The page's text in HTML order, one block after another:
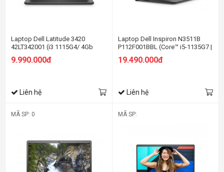
Laptop Dell Latitude 3420
42LT342001 (i3 1115G4/ 4Gb
HD/VGA ON/ DOS/Black)
9.990.000đ
Liên hệ
Laptop Dell Inspiron N3511B
P112F001BBL (Core™ i5-1135G7 |
inch FHD | Win 10 | Office | Đen)
19.490.000đ
Liên hệ
MÃ SP: 0 MÃ SP: